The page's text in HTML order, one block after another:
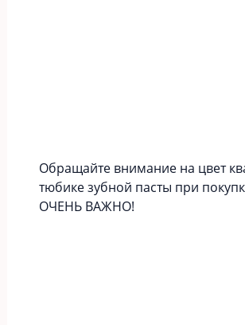
Обращайте внимание на цвет
тюбике зубной пасты при
ОЧЕНЬ ВАЖНО!